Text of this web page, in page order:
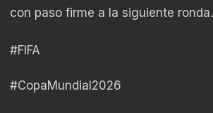
con paso firme a la siguiente ronda.
#FIFA
#CopaMundial2026